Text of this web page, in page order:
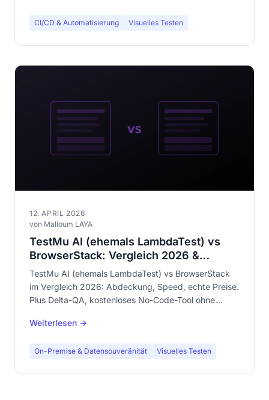
CI/CD & Automatisierung Visuelles Testen
12. APRIL 2026
von Malloum LAYA
TestMu AI (ehemals LambdaTest) vs
BrowserStack: Vergleich 2026 &
Alternative
TestMu AI (ehemals LambdaTest) vs BrowserStack
im Vergleich 2026: Abdeckung, Speed, echte Preise.
Plus Delta-QA, kostenloses No-Code-Tool ohne
Weiterlesen →
On-Premise & Datensouveränität Visuelles Testen